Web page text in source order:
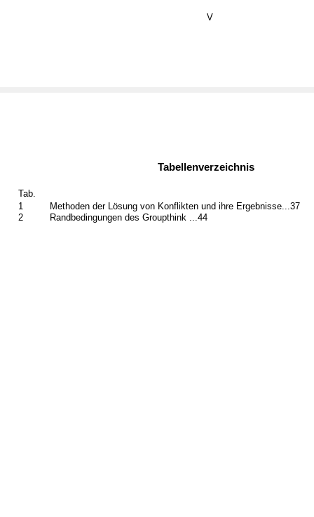
V
Tabellenverzeichnis
Tab.
1
Methoden der Lösung von Konflikten und ihre Ergebnisse...37
2
Randbedingungen des Groupthink ...44